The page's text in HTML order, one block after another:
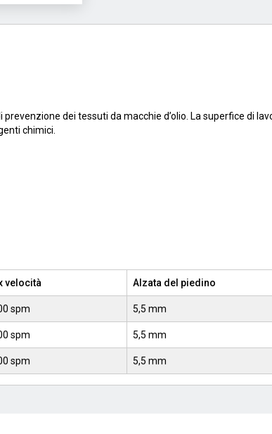
dei tessuti da macchie d’olio. La superfice di
chimici.
velocità Alzata del piedino
spm 5,5 mm
spm 5,5 mm
spm 5,5 mm